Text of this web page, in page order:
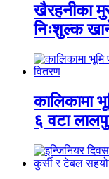
खैरहनीका
निःशुल्क
कालिकामा
६ वटा